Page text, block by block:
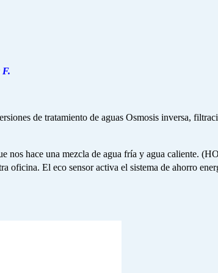
de tratamiento de aguas Osmosis inversa,
nos hace una mezcla de agua fría y agua caliente.
oficina. El eco sensor activa el sistema de ahorro